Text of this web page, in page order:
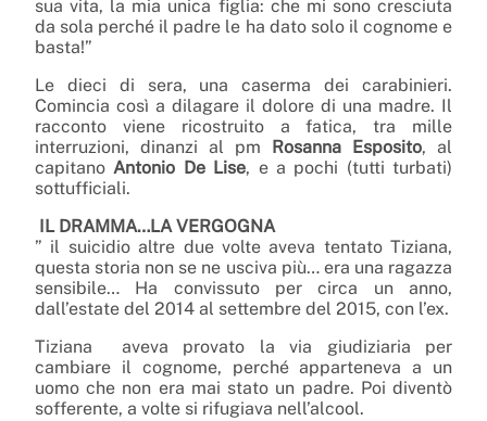
sua vita, la mia unica figlia: che mi sono cresciuta
da sola perché il padre le ha dato solo il cognome e
basta!”
Le dieci di sera, una caserma dei carabinieri.
Comincia così a dilagare il dolore di una madre. Il
racconto viene ricostruito a fatica, tra mille
interruzioni, dinanzi al pm
Rosanna Esposito, al
capitanoAntonio De Lise, e a pochi (tutti turbati)
sottufficiali.
IL DRAMMA…LA VERGOGNA
” il suicidio altre due volte aveva tentato Tiziana,
questa storia non se ne usciva più… era una ragazza
sensibile… Ha convissuto per circa un anno,
dall’estate del 2014 al settembre del 2015, con l’ex.
Tiziana aveva provato la via giudiziaria per
cambiare il cognome, perché apparteneva a un
uomo che non era mai stato un padre. Poi diventò
sofferente, a volte si rifugiava nell’alcool.